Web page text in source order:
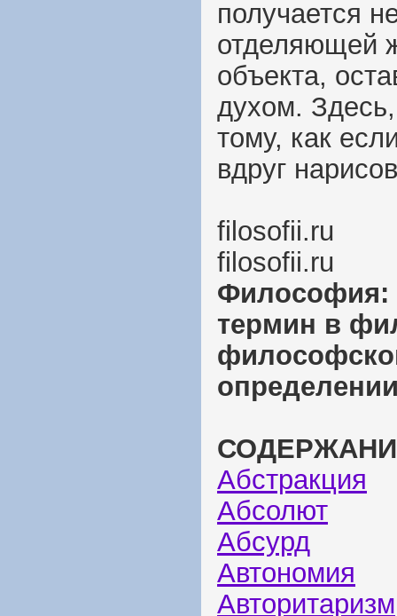
получается
отделяющей
объекта,
духом.
тому, как
вдруг
filosofii.ru
filosofii.ru
Философия:
термин в
Абстракция
Абсолют
Абсурд
Автономия
Авторитаризм